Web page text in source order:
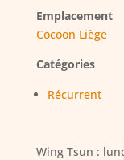
Emplacement
Cocoon Liège
Catégories
Récurrent
Wing Tsun :